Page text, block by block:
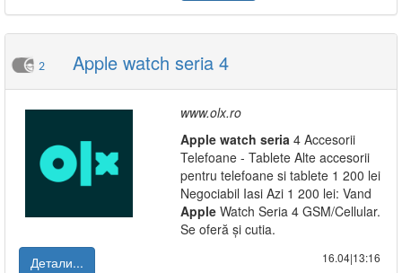
2 Apple watch seria 4
www.olx.ro
Apple watch seria 4 Accesorii
Telefoane - Tablete Alte accesorii
pentru telefoane si tablete 1 200 lei
Negociabil Iasi Azi 1 200 lei: Vand
Apple Watch Seria 4 GSM/Cellular.
Se oferă și cutia.
Детали...
16.04|13:16